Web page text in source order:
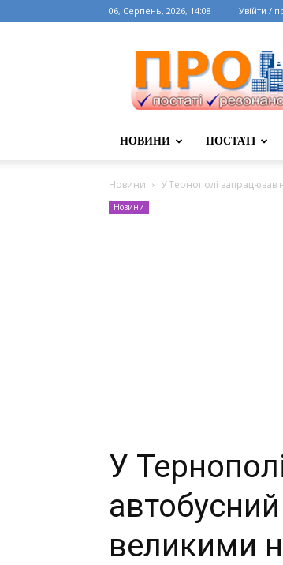
06, Серпень, 2026, 14:08 Увійти /
НОВИНИ ПОСТАТІ
Новини У Тернополі
Новини
У
великими